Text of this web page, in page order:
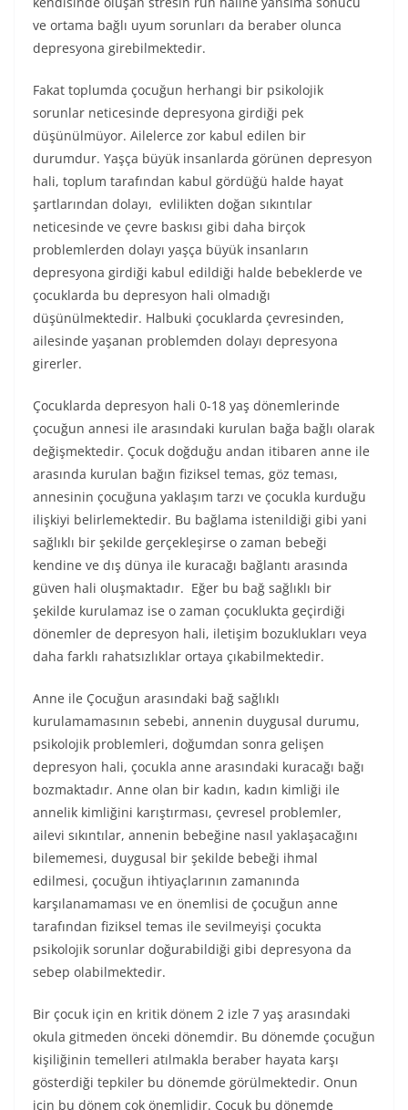
ve ortama bağlı uyum sorunları da beraber olunca
depresyona girebilmektedir.
Fakat toplumda çocuğun herhangi bir psikolojik
sorunlar neticesinde depresyona girdiği pek
düşünülmüyor. Ailelerce zor kabul edilen bir
durumdur. Yaşça büyük insanlarda görünen depresyon
hali, toplum tarafından kabul gördüğü halde hayat
şartlarından dolayı, evlilikten doğan sıkıntılar
neticesinde ve çevre baskısı gibi daha birçok
problemlerden dolayı yaşça büyük insanların
depresyona girdiği kabul edildiği halde bebeklerde ve
çocuklarda bu depresyon hali olmadığı
düşünülmektedir. Halbuki çocuklarda çevresinden,
ailesinde yaşanan problemden dolayı depresyona
girerler.
Çocuklarda depresyon hali 0-18 yaş dönemlerinde
çocuğun annesi ile arasındaki kurulan bağa bağlı olarak
değişmektedir. Çocuk doğduğu andan itibaren anne ile
arasında kurulan bağın fiziksel temas, göz teması,
annesinin çocuğuna yaklaşım tarzı ve çocukla kurduğu
ilişkiyi belirlemektedir. Bu bağlama istenildiği gibi yani
sağlıklı bir şekilde gerçekleşirse o zaman bebeği
kendine ve dış dünya ile kuracağı bağlantı arasında
güven hali oluşmaktadır. Eğer bu bağ sağlıklı bir
şekilde kurulamaz ise o zaman çocuklukta geçirdiği
dönemler de depresyon hali, iletişim bozuklukları veya
daha farklı rahatsızlıklar ortaya çıkabilmektedir.
Anne ile Çocuğun arasındaki bağ sağlıklı
kurulamamasının sebebi, annenin duygusal durumu,
psikolojik problemleri, doğumdan sonra gelişen
depresyon hali, çocukla anne arasındaki kuracağı bağı
bozmaktadır. Anne olan bir kadın, kadın kimliği ile
annelik kimliğini karıştırması, çevresel problemler,
ailevi sıkıntılar, annenin bebeğine nasıl yaklaşacağını
bilememesi, duygusal bir şekilde bebeği ihmal
edilmesi, çocuğun ihtiyaçlarının zamanında
karşılanamaması ve en önemlisi de çocuğun anne
tarafından fiziksel temas ile sevilmeyişi çocukta
psikolojik sorunlar doğurabildiği gibi depresyona da
sebep olabilmektedir.
Bir çocuk için en kritik dönem 2 izle 7 yaş arasındaki
okula gitmeden önceki dönemdir. Bu dönemde çocuğun
kişiliğinin temelleri atılmakla beraber hayata karşı
gösterdiği tepkiler bu dönemde görülmektedir. Onun
için bu dönem çok önemlidir. Çocuk bu dönemde